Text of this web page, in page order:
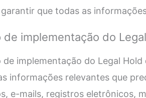
que todas as
de implementação do
de implementação do Legal
informações relevantes que
e-mails, registros eletrônicos,